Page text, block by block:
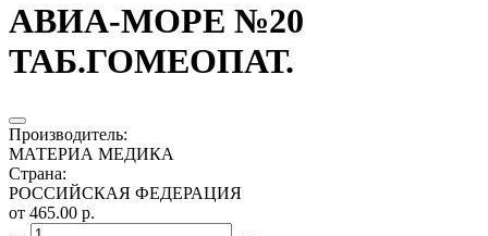
АВИА-МОРЕ №20
ТАБ.ГОМЕОПАТ.
Производитель:
МАТЕРИА МЕДИКА
Страна:
РОССИЙСКАЯ ФЕДЕРАЦИЯ
от 465.00 р.